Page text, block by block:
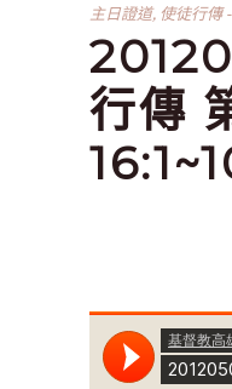
主日證道, 使徒行傳
行傳